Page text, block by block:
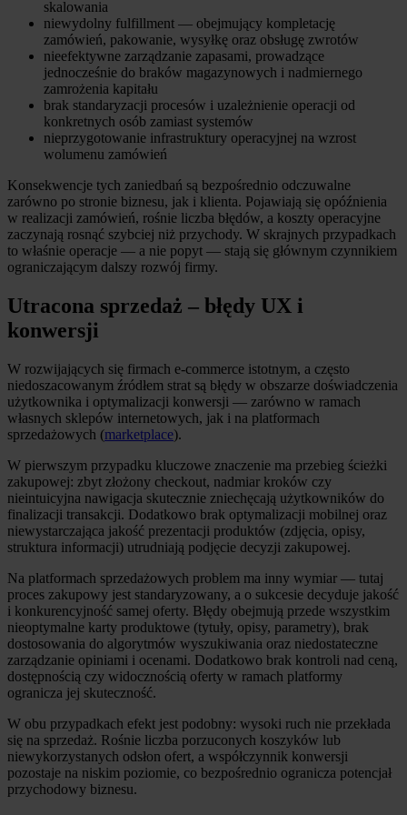
skalowania
niewydolny fulfillment — obejmujący kompletację
zamówień, pakowanie, wysyłkę oraz obsługę zwrotów
nieefektywne zarządzanie zapasami, prowadzące
jednocześnie do braków magazynowych i nadmiernego
zamrożenia kapitału
brak standaryzacji procesów i uzależnienie operacji od
konkretnych osób zamiast systemów
nieprzygotowanie infrastruktury operacyjnej na wzrost
wolumenu zamówień
Konsekwencje tych zaniedbań są bezpośrednio odczuwalne
zarówno po stronie biznesu, jak i klienta. Pojawiają się opóźnienia
w realizacji zamówień, rośnie liczba błędów, a koszty operacyjne
zaczynają rosnąć szybciej niż przychody. W skrajnych przypadkach
to właśnie operacje — a nie popyt — stają się głównym czynnikiem
ograniczającym dalszy rozwój firmy.
Utracona sprzedaż – błędy UX i
konwersji
W rozwijających się firmach e-commerce istotnym, a często
niedoszacowanym źródłem strat są błędy w obszarze doświadczenia
użytkownika i optymalizacji konwersji — zarówno w ramach
własnych sklepów internetowych, jak i na platformach
sprzedażowych (marketplace).
W pierwszym przypadku kluczowe znaczenie ma przebieg ścieżki
zakupowej: zbyt złożony checkout, nadmiar kroków czy
nieintuicyjna nawigacja skutecznie zniechęcają użytkowników do
finalizacji transakcji. Dodatkowo brak optymalizacji mobilnej oraz
niewystarczająca jakość prezentacji produktów (zdjęcia, opisy,
struktura informacji) utrudniają podjęcie decyzji zakupowej.
Na platformach sprzedażowych problem ma inny wymiar — tutaj
proces zakupowy jest standaryzowany, a o sukcesie decyduje jakość
i konkurencyjność samej oferty. Błędy obejmują przede wszystkim
nieoptymalne karty produktowe (tytuły, opisy, parametry), brak
dostosowania do algorytmów wyszukiwania oraz niedostateczne
zarządzanie opiniami i ocenami. Dodatkowo brak kontroli nad ceną,
dostępnością czy widocznością oferty w ramach platformy
ogranicza jej skuteczność.
W obu przypadkach efekt jest podobny: wysoki ruch nie przekłada
się na sprzedaż. Rośnie liczba porzuconych koszyków lub
niewykorzystanych odsłon ofert, a współczynnik konwersji
pozostaje na niskim poziomie, co bezpośrednio ogranicza potencjał
przychodowy biznesu.